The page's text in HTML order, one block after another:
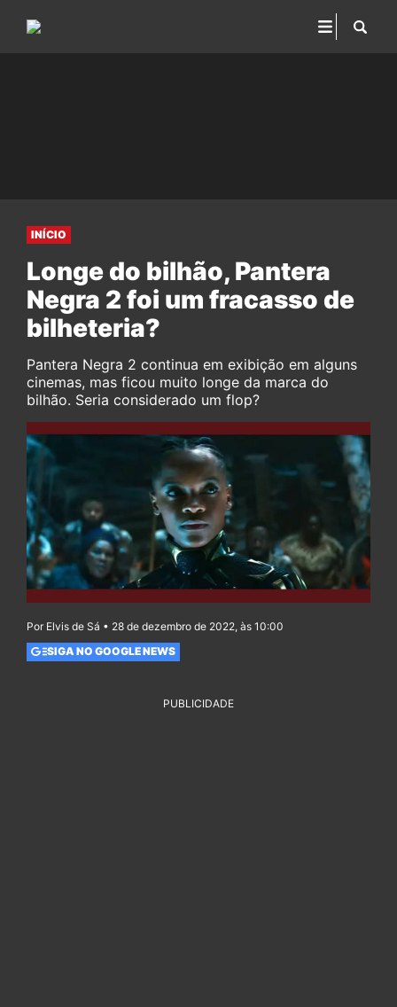
INÍCIO
Longe do bilhão, Pantera
Negra 2 foi um fracasso de
bilheteria?
Pantera Negra 2 continua em exibição em alguns
cinemas, mas ficou muito longe da marca do
bilhão. Seria considerado um flop?
Por Elvis de Sá • 28 de dezembro de 2022, às 10:00
SIGA NO GOOGLE NEWS
PUBLICIDADE